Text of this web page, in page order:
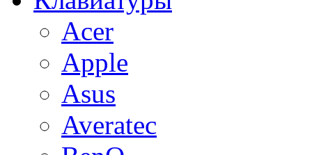
Acer
Apple
Asus
Averatec